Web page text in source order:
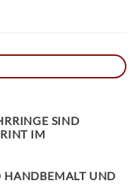
SIND
IM
HANDBEMALT UND